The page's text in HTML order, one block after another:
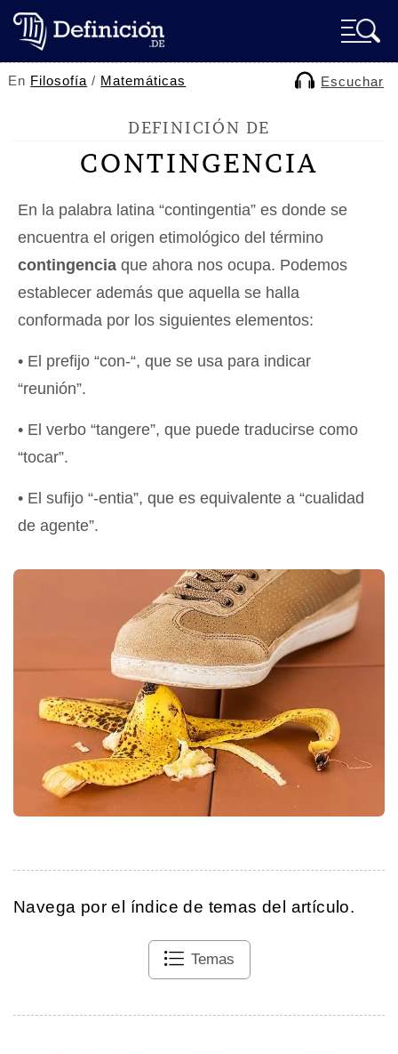
En Filosofía / Matemáticas Escuchar
DEFINICIÓN DE
CONTINGENCIA
En la palabra latina “contingentia” es donde se
encuentra el origen etimológico del término
contingencia que ahora nos ocupa. Podemos
establecer además que aquella se halla
conformada por los siguientes elementos:
• El prefijo “con-“, que se usa para indicar
“reunión”.
• El verbo “tangere”, que puede traducirse como
“tocar”.
• El sufijo “-entia”, que es equivalente a “cualidad
de agente”.
Navega por el índice de temas del artículo.
Temas